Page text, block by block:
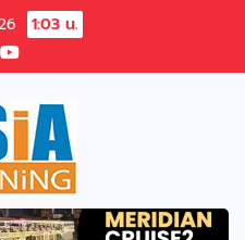
1:03 น.